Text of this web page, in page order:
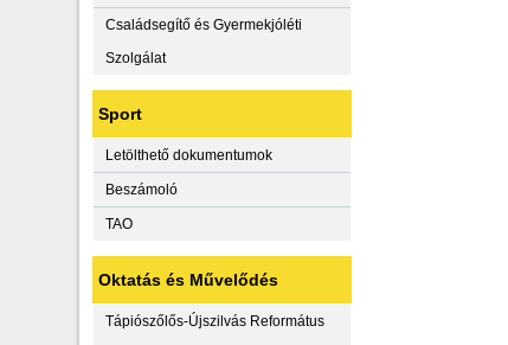
Családsegítő és Gyermekjóléti
Szolgálat
Sport
Letölthető dokumentumok
Beszámoló
TAO
Oktatás és Művelődés
Tápiószőlős-Újszilvás Református